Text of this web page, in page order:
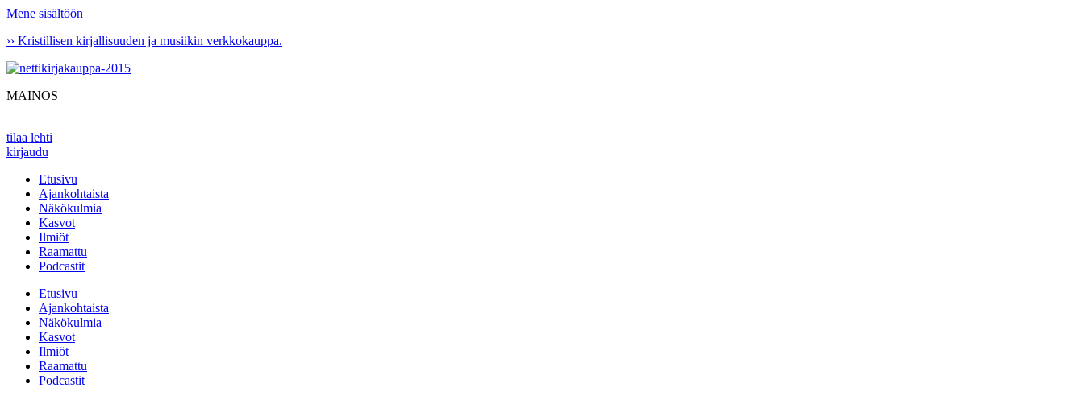
Mene sisältöön
›› Kristillisen kirjallisuuden ja musiikin verkkokauppa.
MAINOS
tilaa lehti
kirjaudu
Etusivu
Ajankohtaista
Näkökulmia
Kasvot
Ilmiöt
Raamattu
Podcastit
Etusivu
Ajankohtaista
Näkökulmia
Kasvot
Ilmiöt
Raamattu
Podcastit